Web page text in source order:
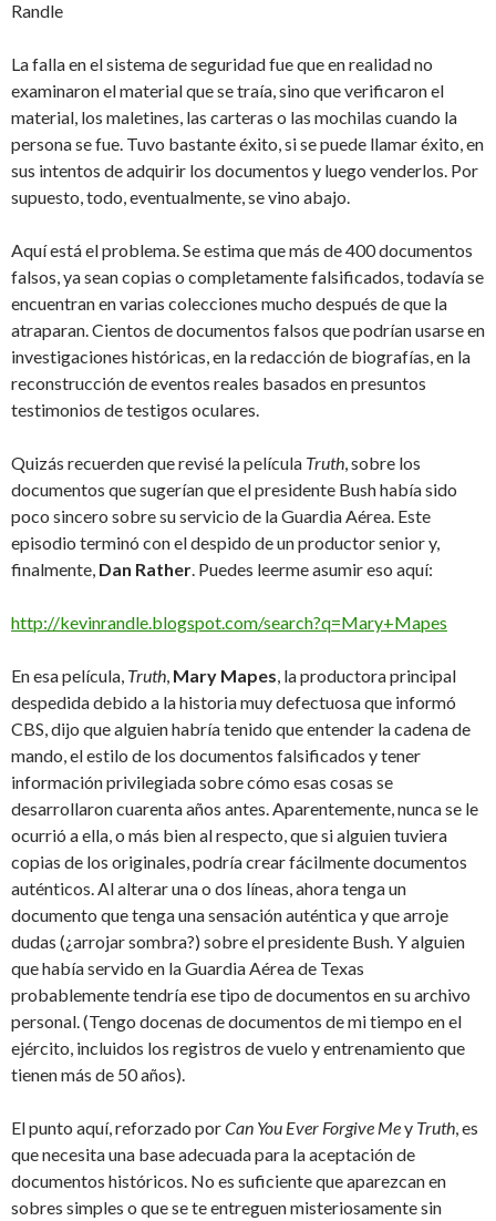
Randle
La falla en el sistema de seguridad fue que en realidad no
examinaron el material que se traía, sino que verificaron el
material, los maletines, las carteras o las mochilas cuando la
persona se fue. Tuvo bastante éxito, si se puede llamar éxito, en
sus intentos de adquirir los documentos y luego venderlos. Por
supuesto, todo, eventualmente, se vino abajo.
Aquí está el problema. Se estima que más de 400 documentos
falsos, ya sean copias o completamente falsificados, todavía se
encuentran en varias colecciones mucho después de que la
atraparan. Cientos de documentos falsos que podrían usarse en
investigaciones históricas, en la redacción de biografías, en la
reconstrucción de eventos reales basados en presuntos
testimonios de testigos oculares.
Quizás recuerden que revisé la película Truth, sobre los
documentos que sugerían que el presidente Bush había sido
poco sincero sobre su servicio de la Guardia Aérea. Este
episodio terminó con el despido de un productor senior y,
finalmente, Dan Rather. Puedes leerme asumir eso aquí:
http://kevinrandle.blogspot.com/search?q=Mary+Mapes
En esa película, Truth, Mary Mapes, la productora principal
despedida debido a la historia muy defectuosa que informó
CBS, dijo que alguien habría tenido que entender la cadena de
mando, el estilo de los documentos falsificados y tener
información privilegiada sobre cómo esas cosas se
desarrollaron cuarenta años antes. Aparentemente, nunca se le
ocurrió a ella, o más bien al respecto, que si alguien tuviera
copias de los originales, podría crear fácilmente documentos
auténticos. Al alterar una o dos líneas, ahora tenga un
documento que tenga una sensación auténtica y que arroje
dudas (¿arrojar sombra?) sobre el presidente Bush. Y alguien
que había servido en la Guardia Aérea de Texas
probablemente tendría ese tipo de documentos en su archivo
personal. (Tengo docenas de documentos de mi tiempo en el
ejército, incluidos los registros de vuelo y entrenamiento que
tienen más de 50 años).
El punto aquí, reforzado porCan You Ever Forgive Mey Truth, es
que necesita una base adecuada para la aceptación de
documentos históricos. No es suficiente que aparezcan en
sobres simples o que se te entreguen misteriosamente sin